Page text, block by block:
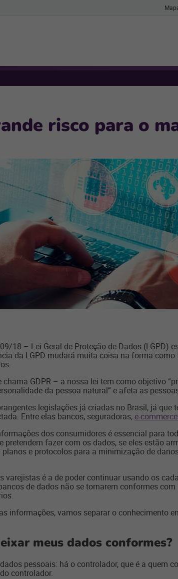
risco para o
18 – Lei Geral de Proteção de Dados (LGPD)
da LGPD mudará muita coisa na forma
GDPR – a nossa lei tem como objetivo
da pessoa natural” e afeta as
legislações já criadas no Brasil, já
Entre elas bancos, seguradoras, e-
dos consumidores é essencial para
pretendem fazer com os dados, se eles estão
e protocolos para a minimização de
varejistas é a de poder continuar usando os
de dados não se tornarem conformes
informações, vamos separar o conhecimento
meus dados conformes?
pessoais: há o controlador, que é a quem
controlador.